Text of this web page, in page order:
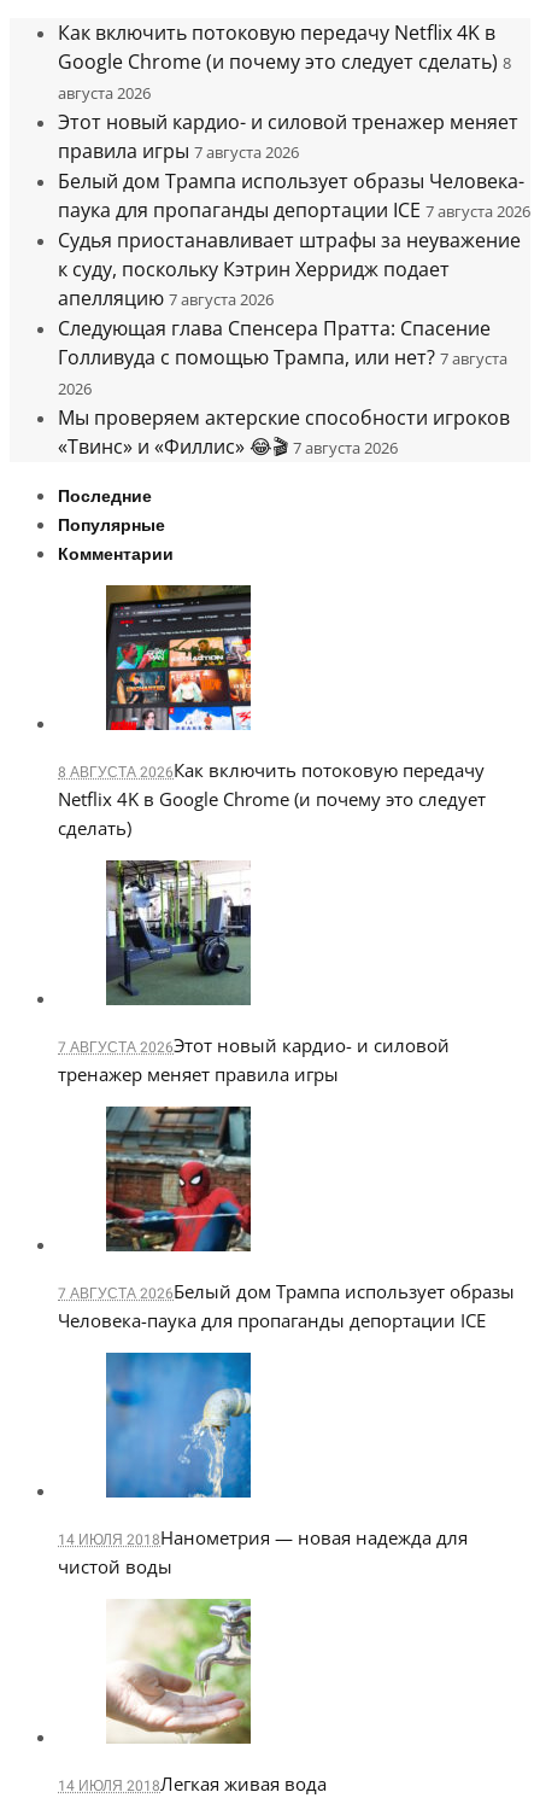
Как включить потоковую передачу Netflix 4K в
Google Chrome (и почему это следует сделать) 8
августа 2026
Этот новый кардио- и силовой тренажер меняет
правила игры 7 августа 2026
Белый дом Трампа использует образы Человека-
паука для пропаганды депортации ICE 7 августа 2026
Судья приостанавливает штрафы за неуважение
к суду, поскольку Кэтрин Херридж подает
апелляцию 7 августа 2026
Следующая глава Спенсера Пратта: Спасение
Голливуда с помощью Трампа, или нет? 7 августа
2026
Мы проверяем актерские способности игроков
«Твинс» и «Филлис» 😂🎬 7 августа 2026
Последние
Популярные
Комментарии
8 АВГУСТА 2026Как включить потоковую передачу
Netflix 4K в Google Chrome (и почему это следует
сделать)
7 АВГУСТА 2026Этот новый кардио- и силовой
тренажер меняет правила игры
7 АВГУСТА 2026Белый дом Трампа использует образы
Человека-паука для пропаганды депортации ICE
14 ИЮЛЯ 2018Нанометрия — новая надежда для
чистой воды
14 ИЮЛЯ 2018Легкая живая вода